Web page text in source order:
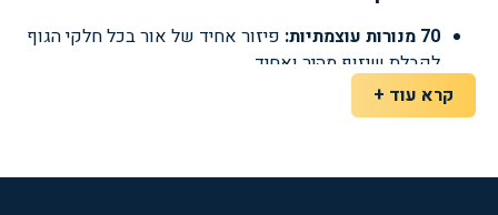
70 מנורות עוצמתיות:
פיזור אחיד של אור בכל חלקי הגוף
לקבלת שיזוף מהיר ואחיד.
מערכת מולטימדיה מובנית:
איכותי בזמן הטיפול.
קרא עוד +